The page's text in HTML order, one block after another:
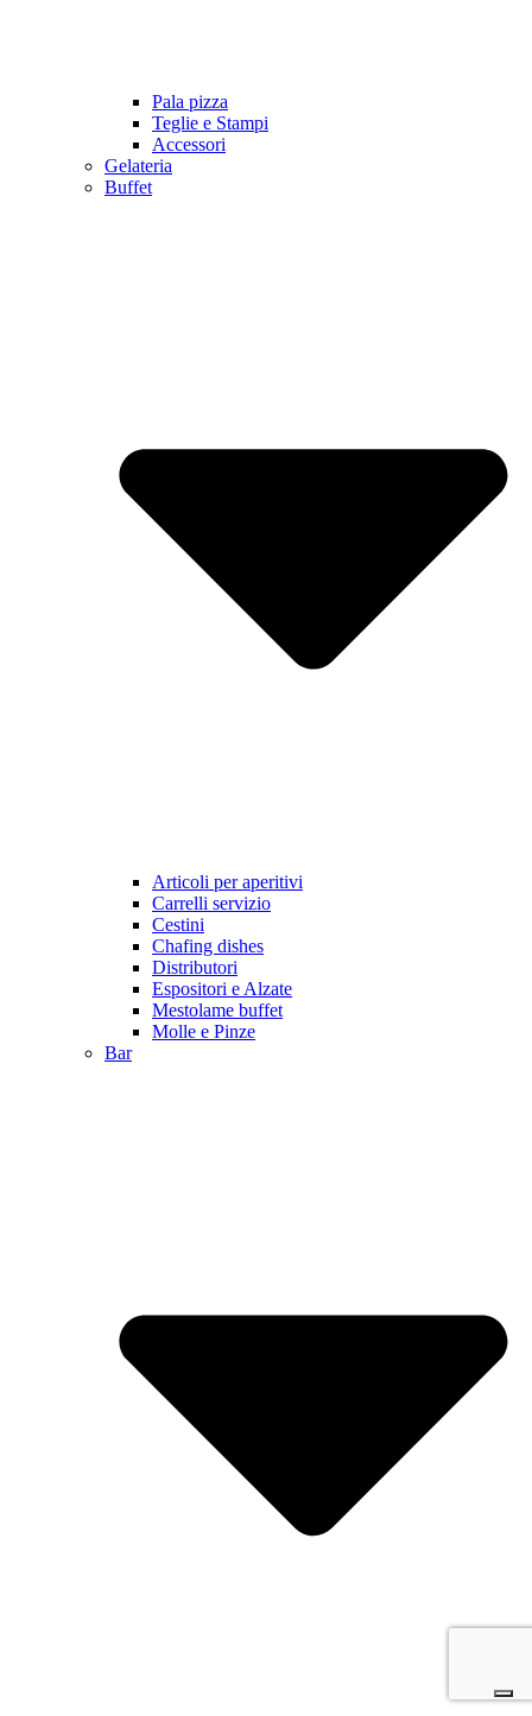
Pala pizza
Teglie e Stampi
Accessori
Gelateria
Buffet
Articoli per aperitivi
Carrelli servizio
Cestini
Chafing dishes
Distributori
Espositori e Alzate
Mestolame buffet
Molle e Pinze
Bar